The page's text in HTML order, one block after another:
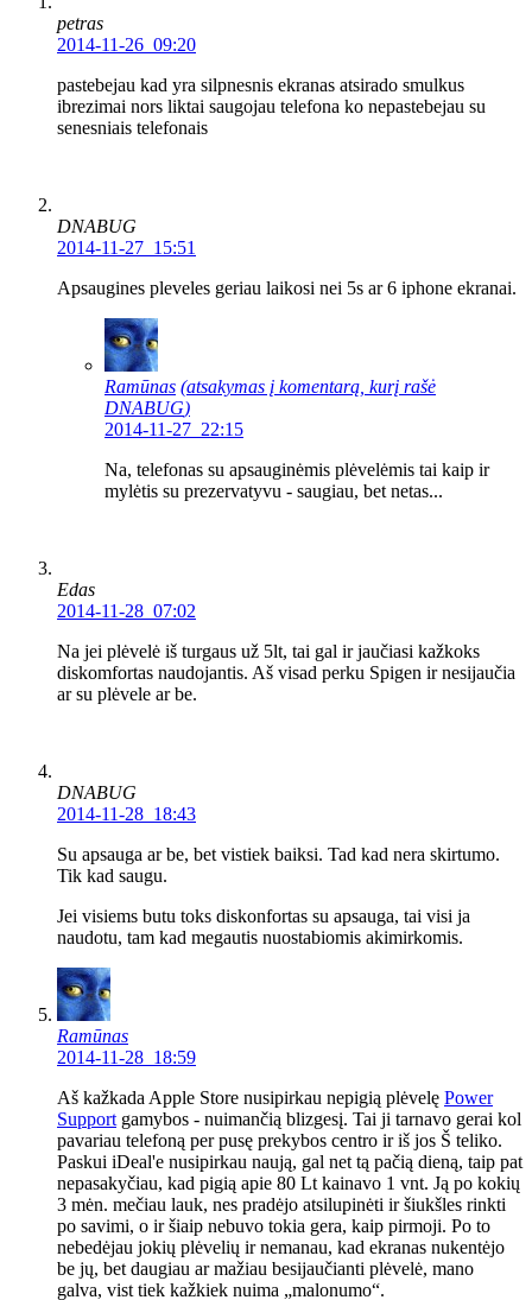
petras
2014-11-26 09:20
pastebejau kad yra silpnesnis ekranas atsirado smulkus
ibrezimai nors liktai saugojau telefona ko nepastebejau su
senesniais telefonais
DNABUG
2014-11-27 15:51
Apsaugines pleveles geriau laikosi nei 5s ar 6 iphone ekranai.
Ramūnas (atsakymas į komentarą, kurį rašė
DNABUG)
2014-11-27 22:15
Na, telefonas su apsauginėmis plėvelėmis tai kaip ir
mylėtis su prezervatyvu - saugiau, bet netas...
Edas
2014-11-28 07:02
Na jei plėvelė iš turgaus už 5lt, tai gal ir jaučiasi kažkoks
diskomfortas naudojantis. Aš visad perku Spigen ir nesijaučia
ar su plėvele ar be.
DNABUG
2014-11-28 18:43
Su apsauga ar be, bet vistiek baiksi. Tad kad nera skirtumo.
Tik kad saugu.
Jei visiems butu toks diskonfortas su apsauga, tai visi ja
naudotu, tam kad megautis nuostabiomis akimirkomis.
Ramūnas
2014-11-28 18:59
Aš kažkada Apple Store nusipirkau nepigią plėvelę Power
Support gamybos - nuimančią blizgesį. Tai ji tarnavo gerai kol
pavariau telefoną per pusę prekybos centro ir iš jos Š teliko.
Paskui iDeal'e nusipirkau naują, gal net tą pačią dieną, taip pat
nepasakyčiau, kad pigią apie 80 Lt kainavo 1 vnt. Ją po kokių
3 mėn. mečiau lauk, nes pradėjo atsilupinėti ir šiukšles rinkti
po savimi, o ir šiaip nebuvo tokia gera, kaip pirmoji. Po to
nebedėjau jokių plėvelių ir nemanau, kad ekranas nukentėjo
be jų, bet daugiau ar mažiau besijaučianti plėvelė, mano
galva, vist tiek kažkiek nuima „malonumo“.